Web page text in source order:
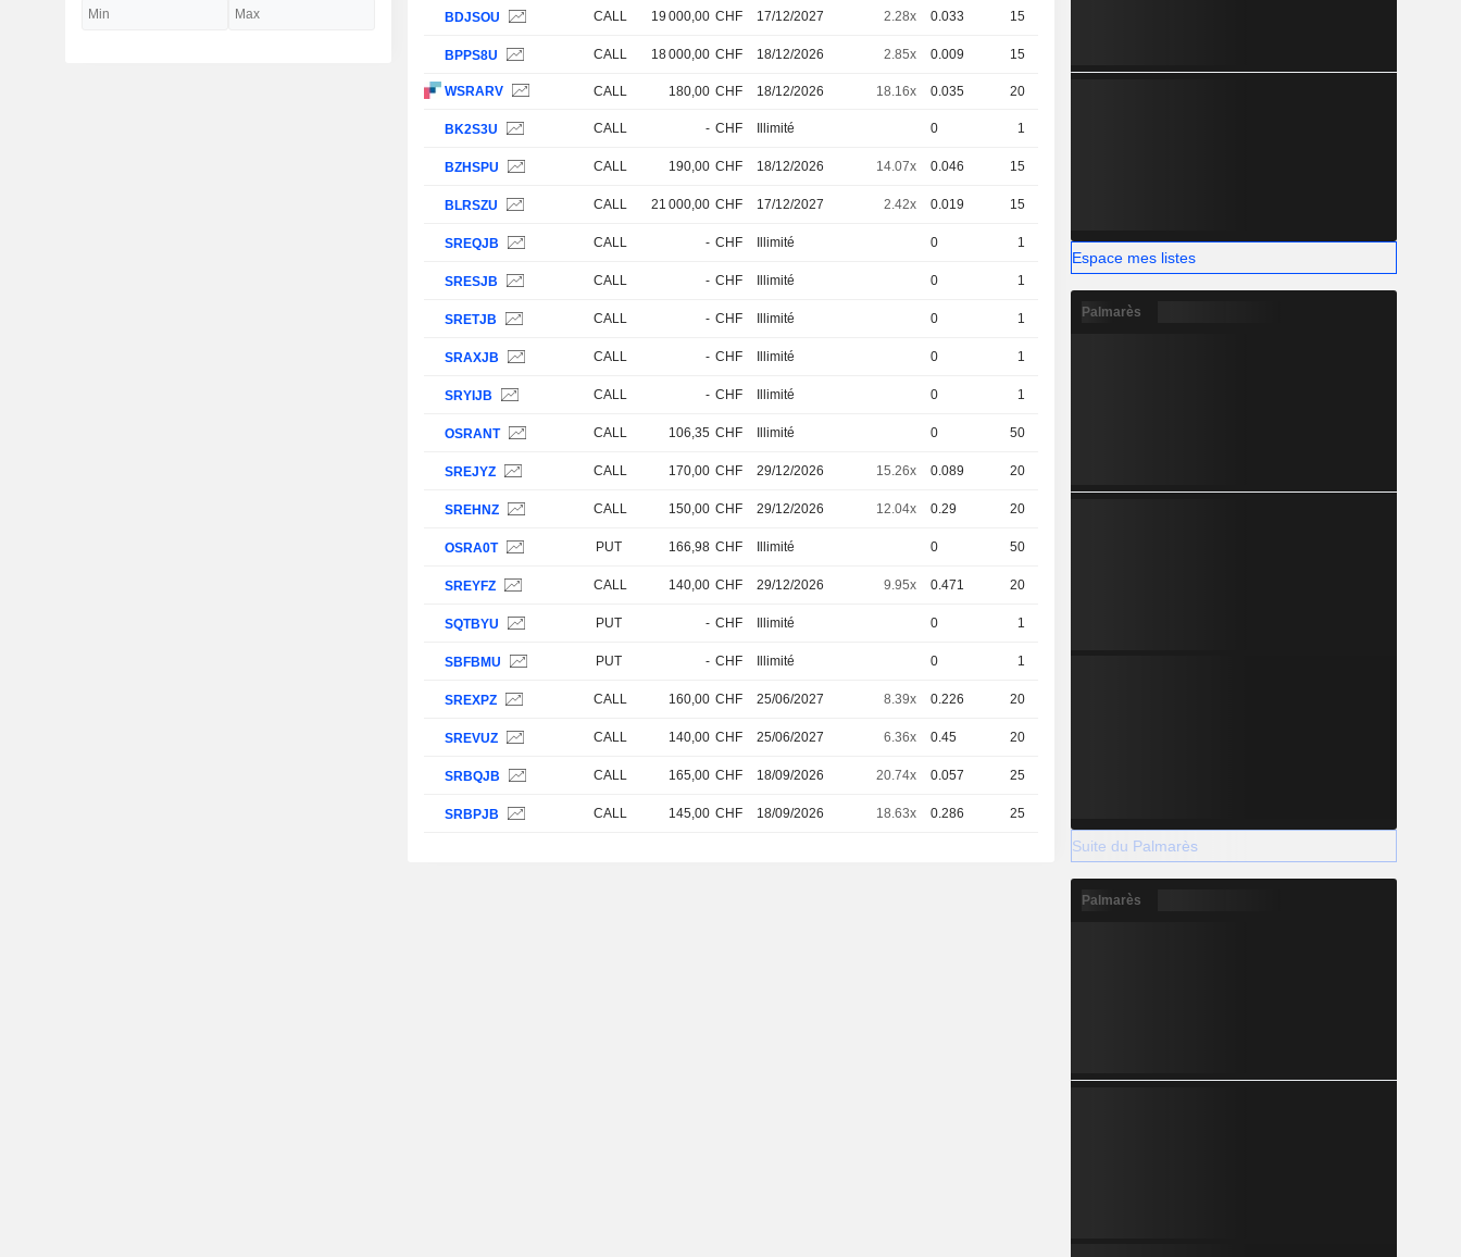
BDJSOU CALL 19 000,00 CHF 17/12/2027 2.28x 0.033 15
BPPS8U CALL 18 000,00 CHF 18/12/2026 2.85x 0.009 15
WSRARV CALL 180,00 CHF 18/12/2026 18.16x 0.035 20
BK2S3U CALL - CHF Illimité 0 1
BZHSPU CALL 190,00 CHF 18/12/2026 14.07x 0.046 15
BLRSZU CALL 21 000,00 CHF 17/12/2027 2.42x 0.019 15
SREQJB CALL - CHF Illimité 0 1 0.04 / 0.05
SRESJB CALL - CHF Illimité 0 1
SRETJB CALL - CHF Illimité 0 1 0.18 / 0.19
SRAXJB CALL - CHF Illimité 0 1
SRYIJB CALL - CHF Illimité 0 1
OSRANT CALL 106,35 CHF Illimité 0 50
SREJYZ CALL 170,00 CHF 29/12/2026 15.26x 0.089 20
SREHNZ CALL 150,00 CHF 29/12/2026 12.04x 0.29 20
OSRA0T PUT 166,98 CHF Illimité 0 50
SREYFZ CALL 140,00 CHF 29/12/2026 9.95x 0.471 20
SQTBYU PUT - CHF Illimité 0 1
SBFBMU PUT - CHF Illimité 0 1
SREXPZ CALL 160,00 CHF 25/06/2027 8.39x 0.226 20
SREVUZ CALL 140,00 CHF 25/06/2027 6.36x 0.45 20
SRBQJB CALL 165,00 CHF 18/09/2026 20.74x 0.057 25
SRBPJB CALL 145,00 CHF 18/09/2026 18.63x 0.286 25
Espace mes listes
Palmarès
Suite du Palmarès
Palmarès